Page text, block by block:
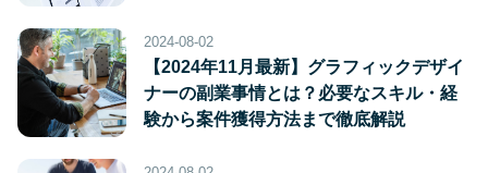
2024-08-02
【2024年11月最新】グラフィックデザイ
ナーの副業事情とは？必要なスキル・経
験から案件獲得方法まで徹底解説